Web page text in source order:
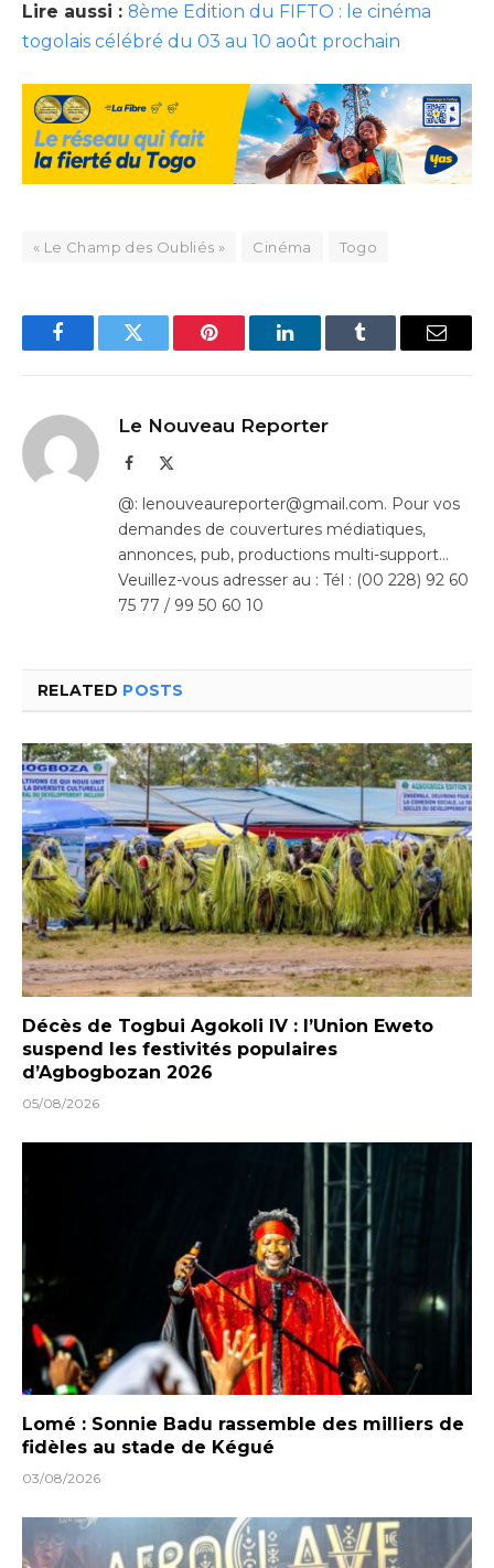
Lire aussi : 8ème Edition du FIFTO : le cinéma
togolais célébré du 03 au 10 août prochain
« Le Champ des Oubliés » Cinéma Togo
FacebookTwitter Pinterest LinkedInTumblr Email
Le Nouveau Reporter
Facebook
@: lenouveaureporter@gmail.com. Pour vos
demandes de couvertures médiatiques,
annonces, pub, productions multi-support…
Veuillez-vous adresser au : Tél : (00 228) 92 60
75 77 / 99 50 60 10
RELATED POSTS
Décès de Togbui Agokoli IV : l’Union Eweto
suspend les festivités populaires
d’Agbogbozan 2026
05/08/2026
Lomé : Sonnie Badu rassemble des milliers de
fidèles au stade de Kégué
03/08/2026